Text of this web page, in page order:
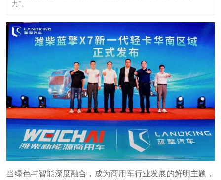
力”。
当绿色与智能深度融合，成为商用车行业发展的鲜明主题，